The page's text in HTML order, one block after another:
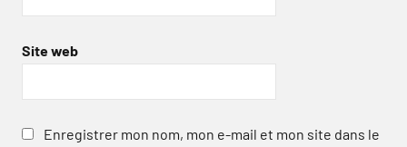
Site web
Enregistrer mon nom, mon e-mail et mon site dans le